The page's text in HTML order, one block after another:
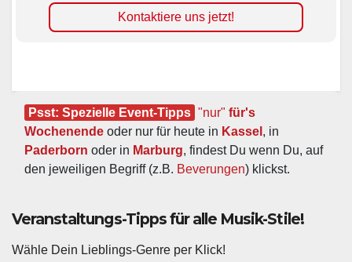
Kontaktiere uns jetzt!
Psst: Spezielle Event-Tipps "nur" für's
Wochenende oder nur für heute in Kassel
Paderborn oder in Marburg, findest Du wenn Du, auf
den jeweiligen Begriff (z.B. Beverungen) klickst.
Veranstaltungs-Tipps für alle Musik-Stile!
Wähle Dein Lieblings-Genre per Klick!